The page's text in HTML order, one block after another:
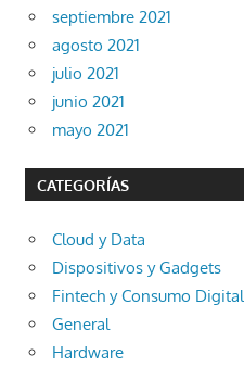
septiembre 2021
agosto 2021
julio 2021
junio 2021
mayo 2021
CATEGORÍAS
Cloud y Data
Dispositivos y Gadgets
Fintech y Consumo Digital
General
Hardware